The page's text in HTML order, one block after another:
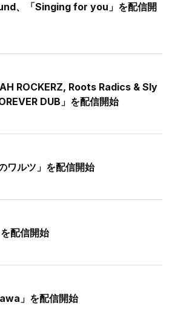
、「Singing for you」を配信開
ROCKERZ, Roots Radics & Sly
DUB」を配信開始
ワルツ」を配信開始
配信開始
」を配信開始